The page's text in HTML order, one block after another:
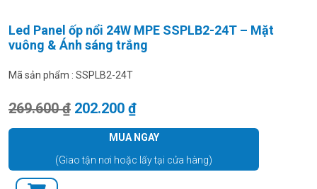
Led Panel ốp nổi 24W MPE SSPLB2-24T – Mặt
vuông & Ánh sáng trắng
Mã sản phẩm : SSPLB2-24T
269.600₫ Giá gốc là: 269.600 ₫.
202.200 ₫Giá hiện tại là: 202.200 ₫.
MUA NGAY
(Giao tận nơi hoặc lấy tại cửa hàng)